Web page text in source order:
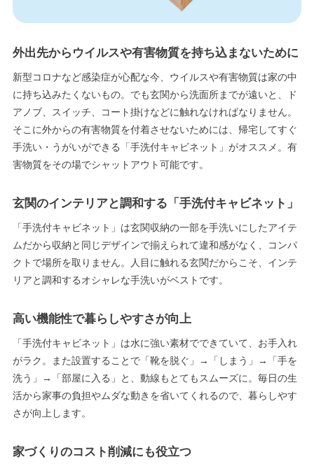
外出先からウイルスや有害物質を持ち込まないために
新型コロナなど感染症が心配な今、ウイルスや有害物質は家の中
に持ち込みたくないもの。でも玄関から洗面所までが遠いと、ド
アノブ、スイッチ、コート掛けなどに触れなければなりません。
そこに外からの有害物質を付着させないためには、帰宅してすぐ
手洗い・うがいができる「手洗付キャビネット」がオススメ。有
害物質をその場でシャットアウト可能です。
玄関のインテリアと調和する「手洗付キャビネット」
「手洗付キャビネット」は玄関収納の一部を手洗いにしたアイテ
ムだから収納と同じデザインで揃えられて違和感がなく、コンパ
クトで場所を取りません。人目に触れる玄関だからこそ、インテ
リアと調和するオシャレな手洗いがベストです。
高い機能性で暮らしやすさが向上
「手洗付キャビネット」は水に強い素材でできていて、お手入れ
がラク。また設置することで「靴を脱ぐ」→「しまう」→「手を
洗う」→「部屋に入る」と、動線もとてもスムーズに。毎日の生
活から家事の負担やムダな動きを省いてくれるので、暮らしやす
さが向上します。
家づくりのコスト削減にも役立つ